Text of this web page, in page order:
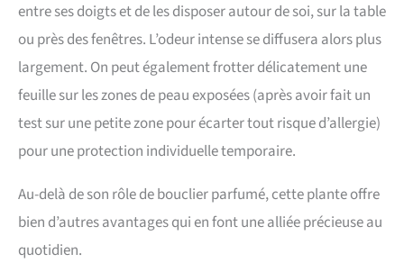
entre ses doigts et de les disposer autour de soi, sur la table
ou près des fenêtres. L’odeur intense se diffusera alors plus
largement. On peut également frotter délicatement une
feuille sur les zones de peau exposées (après avoir fait un
test sur une petite zone pour écarter tout risque d’allergie)
pour une protection individuelle temporaire.
Au-delà de son rôle de bouclier parfumé, cette plante offre
bien d’autres avantages qui en font une alliée précieuse au
quotidien.